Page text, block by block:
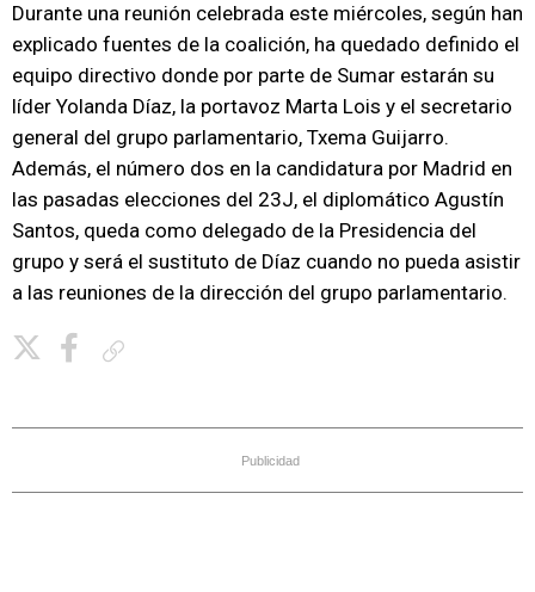
Durante una reunión celebrada este miércoles, según han
explicado fuentes de la coalición, ha quedado definido el
equipo directivo donde por parte de Sumar estarán su
líder Yolanda Díaz, la portavoz Marta Lois y el secretario
general del grupo parlamentario, Txema Guijarro.
Además, el número dos en la candidatura por Madrid en
las pasadas elecciones del 23J, el diplomático Agustín
Santos, queda como delegado de la Presidencia del
grupo y será el sustituto de Díaz cuando no pueda asistir
a las reuniones de la dirección del grupo parlamentario.
Publicidad